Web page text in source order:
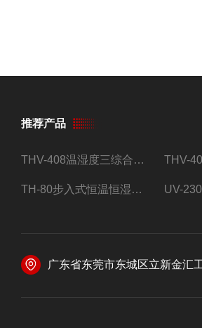
推荐产品
THV-408温湿度三综合试验箱
TH-80步入式恒温恒湿试验房
广东省东莞市东城区立新金汇